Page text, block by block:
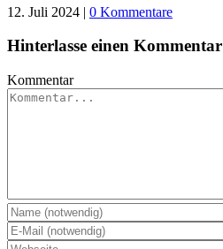
12. Juli 2024 | 0 Kommentare
Hinterlasse einen Kommentar
Kommentar